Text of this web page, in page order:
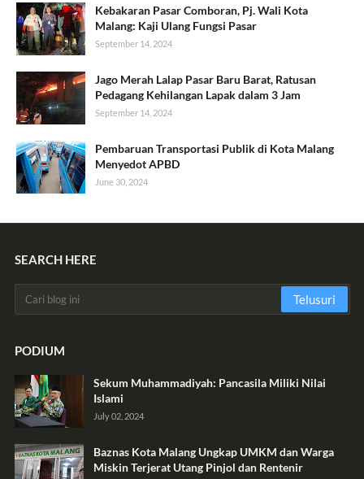
Kebakaran Pasar Comboran, Pj. Wali Kota
Malang: Kaji Ulang Fungsi Pasar
September 14, 2024
Jago Merah Lalap Pasar Baru Barat, Ratusan
Pedagang Kehilangan Lapak dalam 3 Jam
September 14, 2024
Pembaruan Transportasi Publik di Kota Malang
Menyedot APBD
June 30, 2024
SEARCH HERE
PODIUM
Sekum Muhammadiyah: Pancasila Miliki Nilai
Islami
July 02, 2024
Baznas Kota Malang Ungkap UMKM dan Warga
Miskin Terjerat Utang Pinjol dan Rentenir